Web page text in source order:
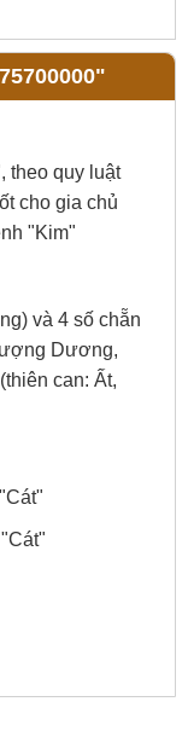
theo quy luật
cho gia chủ
"Kim"
và 4 số chẵn
Dương,
can: Ất,